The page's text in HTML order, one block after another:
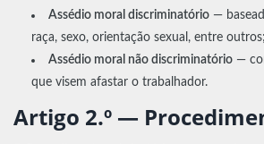
Assédio moral discriminatório —
raça, sexo, orientação sexual, entre outros;
Assédio moral não discriminatório —
que visem afastar o trabalhador.
Artigo 2.º —